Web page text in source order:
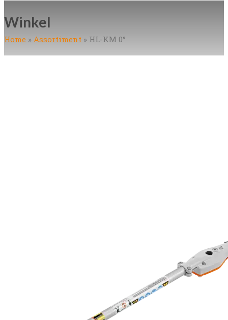
Winkel
Home » Assortiment » HL-KM 0°